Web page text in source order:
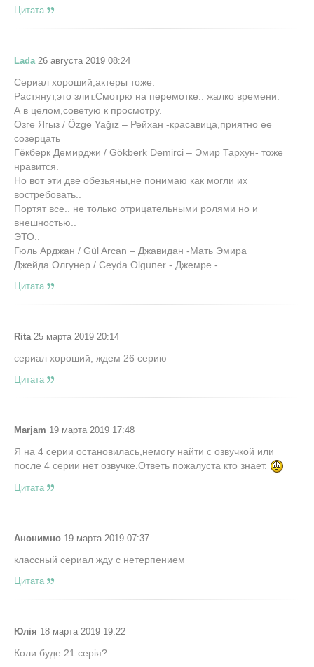
Цитата
Lada26 августа 2019 08:24
Сериал хороший,актеры тоже.
Растянут,это злит.Смотрю на перемотке.. жалко времени.
А в целом,советую к просмотру.
Озге Ягыз / Özge Yağız – Рейхан -красавица,приятно ее
созерцать
Гёкберк Демирджи / Gökberk Demirci – Эмир Тархун- тоже
нравится.
Но вот эти две обезьяны,не понимаю как могли их
востребовать..
Портят все.. не только отрицательными ролями но и
внешностью..
ЭТО..
Гюль Арджан / Gül Arcan – Джавидан -Мать Эмира
Джейда Олгунер / Ceyda Olguner - Джемре -
Цитата
Rita25 марта 2019 20:14
сериал хороший, ждем 26 серию
Цитата
Marjam 19 марта 2019 17:48
Я на 4 серии остановилась,немогу найти с озвучкой или
после 4 серии нет озвучке.Ответь пожалуста кто знает.
Цитата
Анонимно 19 марта 2019 07:37
классный сериал жду с нетерпением
Цитата
Юлія 18 марта 2019 19:22
Коли буде 21 серія?